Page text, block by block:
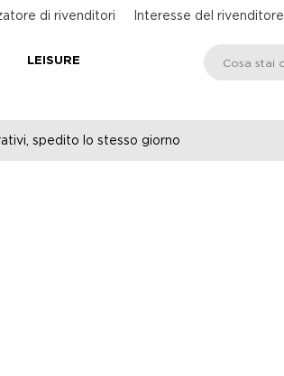
Interesse del rivenditore
di rivenditori
LEISURE
spedito lo stesso giorno